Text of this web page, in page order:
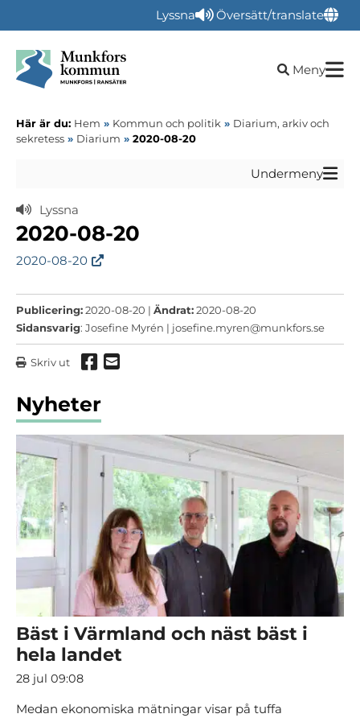
Lyssna Översätt/translate
Öppna
Meny
Här är du: Hem » Kommun och politik » Diarium, arkiv och
sekretess » Diarium » 2020-08-20
Undermeny
Lyssna
2020-08-20
2020-08-20
Publicering:2020-08-20 | Ändrat:2020-08-20
Sidansvarig: Josefine Myrén | josefine.myren@munkfors.se
Skriv ut Dela via Facebook
Dela via mail
Nyheter
Bäst i Värmland och näst bäst i
hela landet
28 jul 09:08
Medan ekonomiska mätningar visar på tuffa